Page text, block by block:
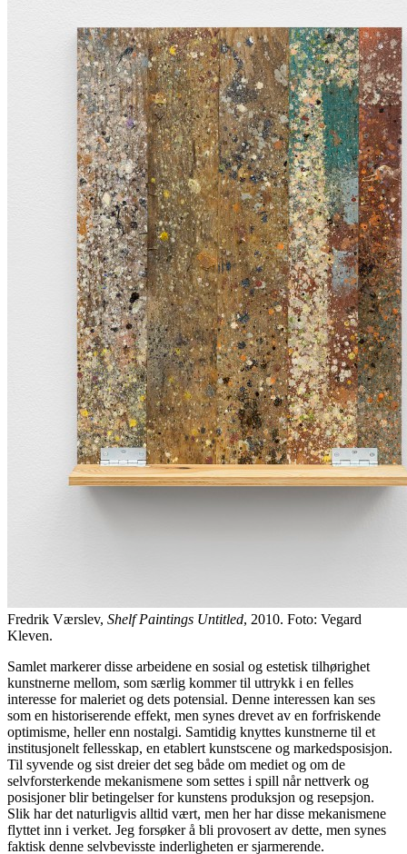
Fredrik Værslev, Shelf Paintings Untitled, 2010. Foto: Vegard
Kleven.
Samlet markerer disse arbeidene en sosial og estetisk tilhørighet
kunstnerne mellom, som særlig kommer til uttrykk i en felles
interesse for maleriet og dets potensial. Denne interessen kan ses
som en historiserende effekt, men synes drevet av en forfriskende
optimisme, heller enn nostalgi. Samtidig knyttes kunstnerne til et
institusjonelt fellesskap, en etablert kunstscene og markedsposisjon.
Til syvende og sist dreier det seg både om mediet og om de
selvforsterkende mekanismene som settes i spill når nettverk og
posisjoner blir betingelser for kunstens produksjon og resepsjon.
Slik har det naturligvis alltid vært, men her har disse mekanismene
flyttet inn i verket. Jeg forsøker å bli provosert av dette, men synes
faktisk denne selvbevisste inderligheten er sjarmerende.